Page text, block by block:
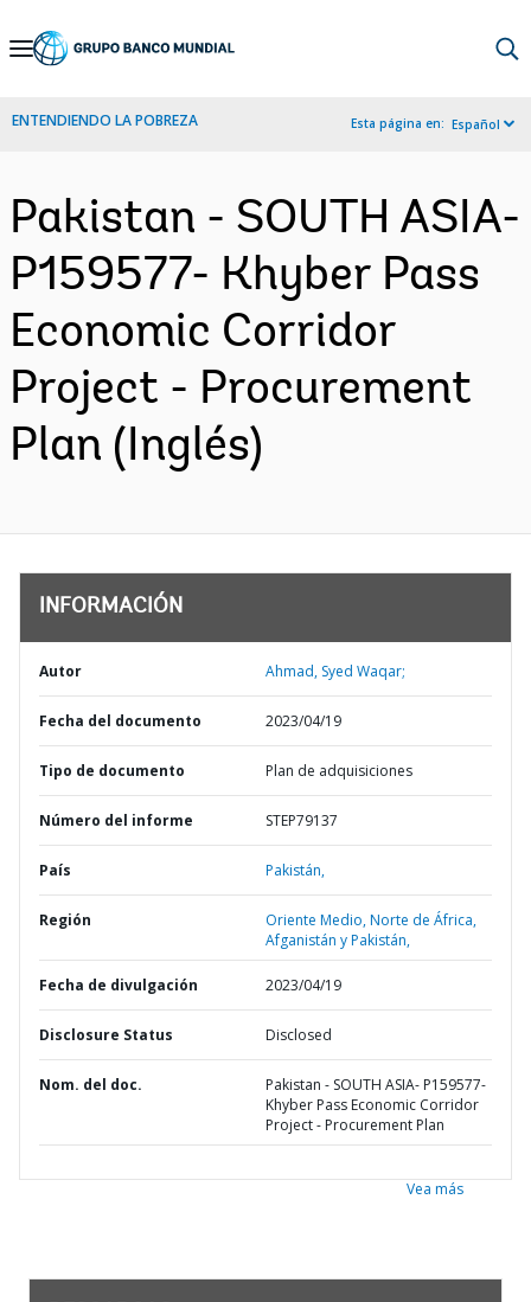
Skip
Navigation
ENTENDIENDO LA POBREZA Esta página en: Español
Pakistan - SOUTH ASIA-
P159577- Khyber Pass
Economic Corridor
Project - Procurement
Plan (Inglés)
INFORMACIÓN
Autor Ahmad, Syed Waqar;
Fecha del documento 2023/04/19
Tipo de documento Plan de adquisiciones
Número del informe STEP79137
País Pakistán,
Región
Oriente Medio, Norte de África,
Afganistán y Pakistán,
Fecha de divulgación 2023/04/19
Disclosure Status Disclosed
Nom. del doc.
Pakistan - SOUTH ASIA- P159577-
Khyber Pass Economic Corridor
Project - Procurement Plan
Vea más